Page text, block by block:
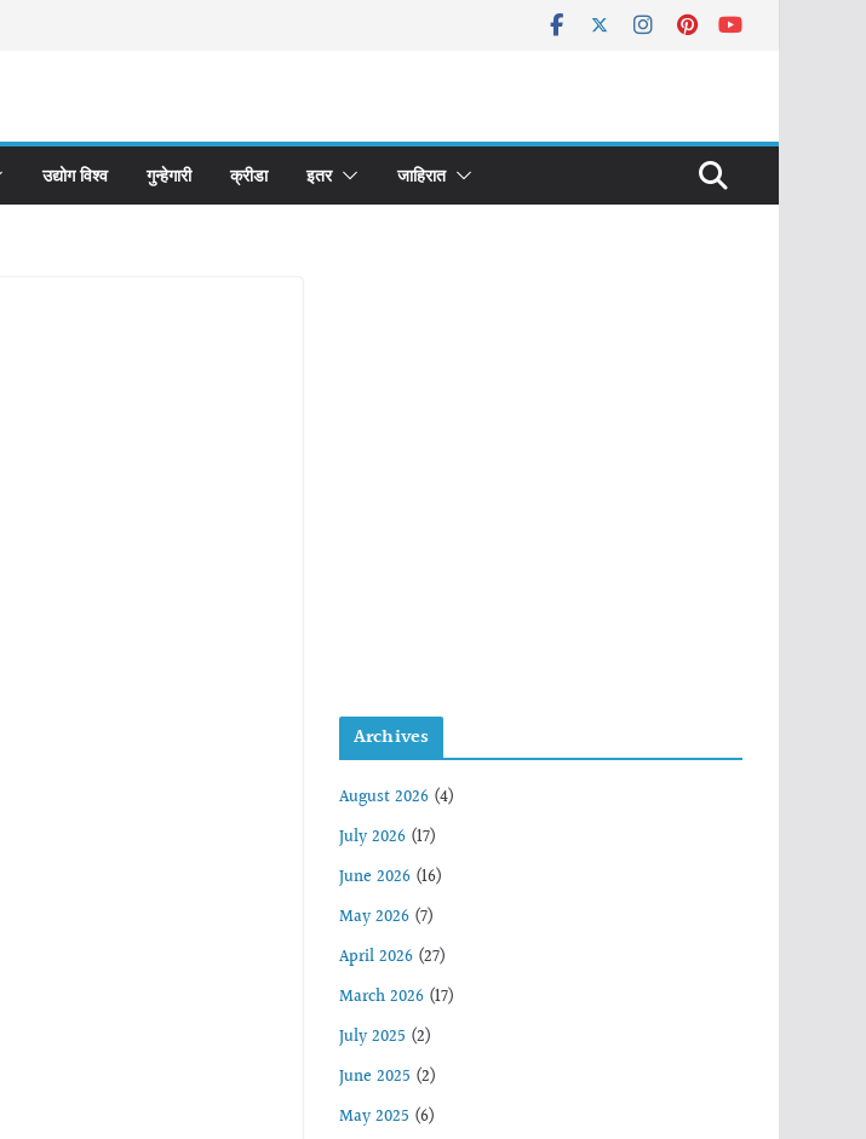
उद्योग विश्व गुन्हेगारी क्रीडा इतर जाहिरात
Archives
August 2026 (4)
July 2026 (17)
June 2026 (16)
May 2026 (7)
April 2026 (27)
March 2026 (17)
July 2025 (2)
June 2025 (2)
May 2025 (6)